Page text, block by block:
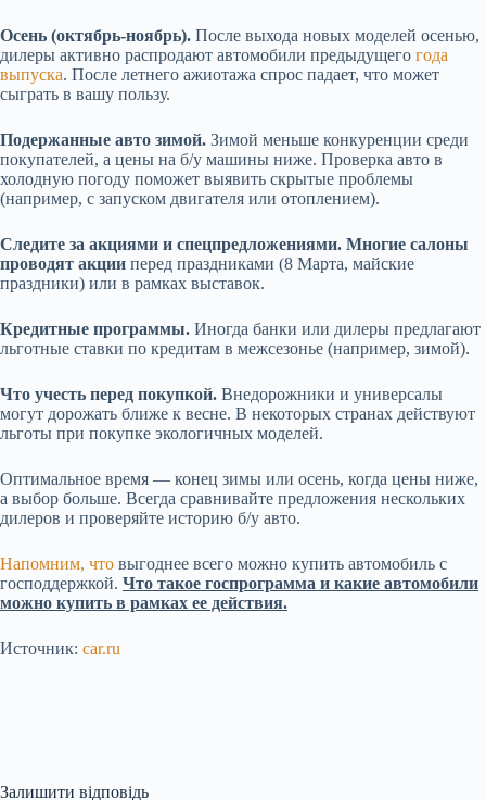
Осень (октябрь-ноябрь). После выхода новых моделей осенью,
дилеры активно распродают автомобили предыдущего года
выпуска. После летнего ажиотажа спрос падает, что может
сыграть в вашу пользу.
Подержанные авто зимой. Зимой меньше конкуренции среди
покупателей, а цены на б/у машины ниже. Проверка авто в
холодную погоду поможет выявить скрытые проблемы
(например, с запуском двигателя или отоплением).
Следите за акциями и спецпредложениями. Многие салоны
проводят акции перед праздниками (8 Марта, майские
праздники) или в рамках выставок.
Кредитные программы. Иногда банки или дилеры предлагают
льготные ставки по кредитам в межсезонье (например, зимой).
Что учесть перед покупкой. Внедорожники и универсалы
могут дорожать ближе к весне. В некоторых странах действуют
льготы при покупке экологичных моделей.
Оптимальное время — конец зимы или осень, когда цены ниже,
а выбор больше. Всегда сравнивайте предложения нескольких
дилеров и проверяйте историю б/у авто.
Напомним, что выгоднее всего можно купить автомобиль с
господдержкой. Что такое госпрограмма и какие автомобили
можно купить в рамках ее действия.
Источник: car.ru
Залишити відповідь